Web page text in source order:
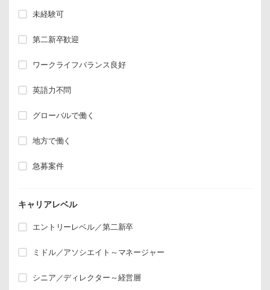
未経験可
第二新卒歓迎
ワークライフバランス良好
英語力不問
グローバルで働く
地方で働く
急募案件
キャリアレベル
エントリーレベル／第二新卒
ミドル／アソシエイト～マネージャー
シニア／ディレクター～経営層